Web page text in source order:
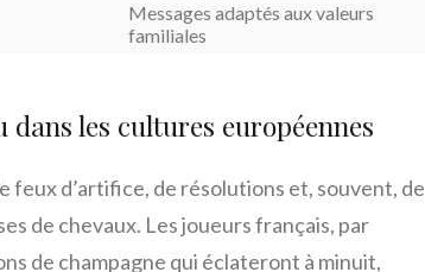
Messages adaptés aux valeurs
familiales
les cultures européennes
feux d’artifice, de résolutions et, souvent, de
de chevaux. Les joueurs français, par
de champagne qui éclateront à minuit,